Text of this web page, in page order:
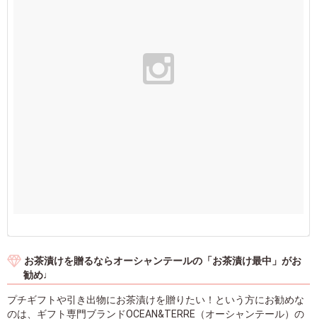
お茶漬けを贈るならオーシャンテールの「お茶漬け最中」がお
勧め♩
プチギフトや引き出物にお茶漬けを贈りたい！という方にお勧めな
のは、ギフト専門ブランドOCEAN&TERRE（オーシャンテール）の